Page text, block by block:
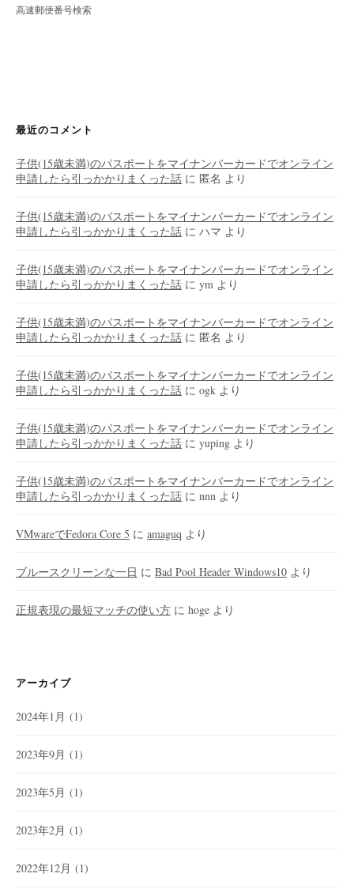
高速郵便番号検索
最近のコメント
子供(15歳未満)のパスポートをマイナンバーカードでオンライン
申請したら引っかかりまくった話 に 匿名 より
子供(15歳未満)のパスポートをマイナンバーカードでオンライン
申請したら引っかかりまくった話 に ハマ より
子供(15歳未満)のパスポートをマイナンバーカードでオンライン
申請したら引っかかりまくった話 に ym より
子供(15歳未満)のパスポートをマイナンバーカードでオンライン
申請したら引っかかりまくった話 に 匿名 より
子供(15歳未満)のパスポートをマイナンバーカードでオンライン
申請したら引っかかりまくった話 に ogk より
子供(15歳未満)のパスポートをマイナンバーカードでオンライン
申請したら引っかかりまくった話 に yuping より
子供(15歳未満)のパスポートをマイナンバーカードでオンライン
申請したら引っかかりまくった話 に nnn より
VMwareでFedora Core 5 に amaguq より
ブルースクリーンな一日 に Bad Pool Header Windows10 より
正規表現の最短マッチの使い方 に hoge より
アーカイブ
2024年1月 (1)
2023年9月 (1)
2023年5月 (1)
2023年2月 (1)
2022年12月 (1)